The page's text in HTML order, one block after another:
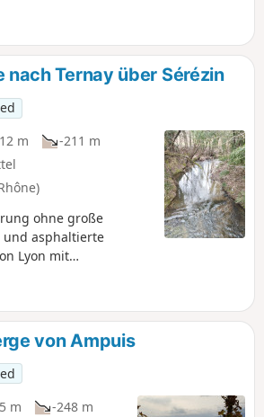
nach Ternay über Sérézin
m
-211 m
ohne große
und asphaltierte
Lyon mit
die Region.
von Ampuis
m
-248 m